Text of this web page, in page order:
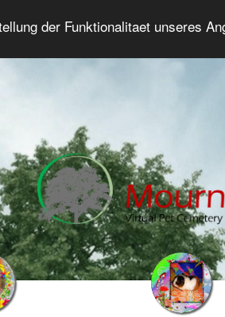
der Funktionalitaet unseres
Grief Pet Forum